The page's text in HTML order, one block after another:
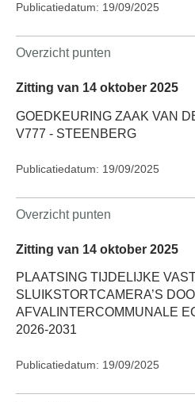
Publicatiedatum: 19/09/2025
Overzicht punten
Zitting van 14 oktober 2025
GOEDKEURING ZAAK VAN
V777 - STEENBERG
Publicatiedatum: 19/09/2025
Overzicht punten
Zitting van 14 oktober 2025
PLAATSING TIJDELIJKE
SLUIKSTORTCAMERA’S
AFVALINTERCOMMUNALE
2026-2031
Publicatiedatum: 19/09/2025